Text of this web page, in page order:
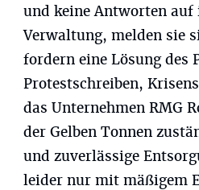
und keine Antworten
Verwaltung, melden sie
fordern eine Lösung des
Protestschreiben,
das Unternehmen RMG
der Gelben Tonnen
und zuverlässige
leider nur mit mäßigem